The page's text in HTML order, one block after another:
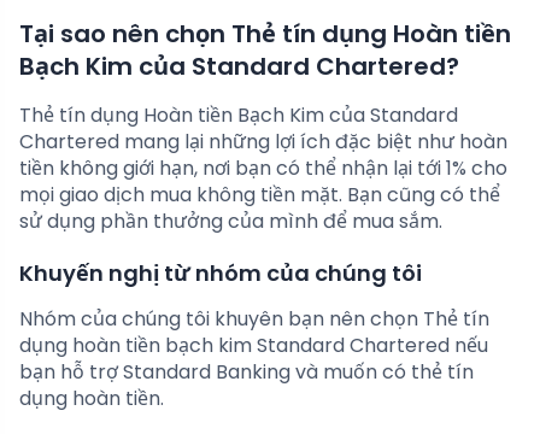
Tại sao nên chọn Thẻ tín dụng Hoàn tiền
Bạch Kim của Standard Chartered?
Thẻ tín dụng Hoàn tiền Bạch Kim của Standard
Chartered mang lại những lợi ích đặc biệt như hoàn
tiền không giới hạn, nơi bạn có thể nhận lại tới 1% cho
mọi giao dịch mua không tiền mặt. Bạn cũng có thể
sử dụng phần thưởng của mình để mua sắm.
Khuyến nghị từ nhóm của chúng tôi
Nhóm của chúng tôi khuyên bạn nên chọn Thẻ tín
dụng hoàn tiền bạch kim Standard Chartered nếu
bạn hỗ trợ Standard Banking và muốn có thẻ tín
dụng hoàn tiền.